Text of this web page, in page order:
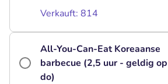
Verkauft: 814
All-You-Can-Eat Koreaanse
barbecue (2,5 uur - geldig
do)